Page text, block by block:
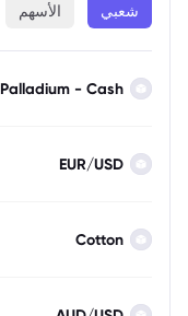
شعبي الأسهم
Palladium - Cash
EUR/USD
Cotton